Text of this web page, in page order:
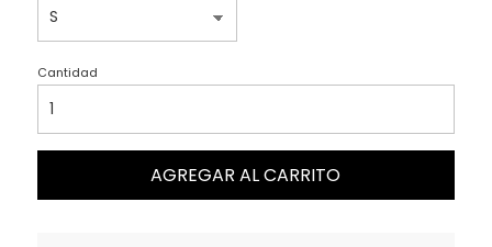
Cantidad
AGREGAR AL CARRITO